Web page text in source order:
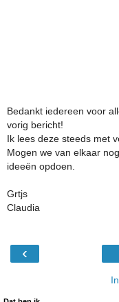
Bedankt iedereen voor
vorig bericht!
Ik lees deze steeds met
Mogen we van elkaar
ideeën opdoen.
Grtjs
Claudia
‹